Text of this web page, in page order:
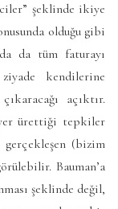
şeklinde ikiye
olduğu gibi
da tüm faturayı
kendilerine
açıktır.
yer ürettiği tepkiler
gerçekleşen (bizim
Bauman’a
şeklinde değil,